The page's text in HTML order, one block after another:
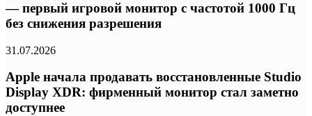
— первый игровой монитор с частотой 1000 Гц
без снижения разрешения
31.07.2026
Apple начала продавать восстановленные Studio
Display XDR: фирменный монитор стал заметно
доступнее